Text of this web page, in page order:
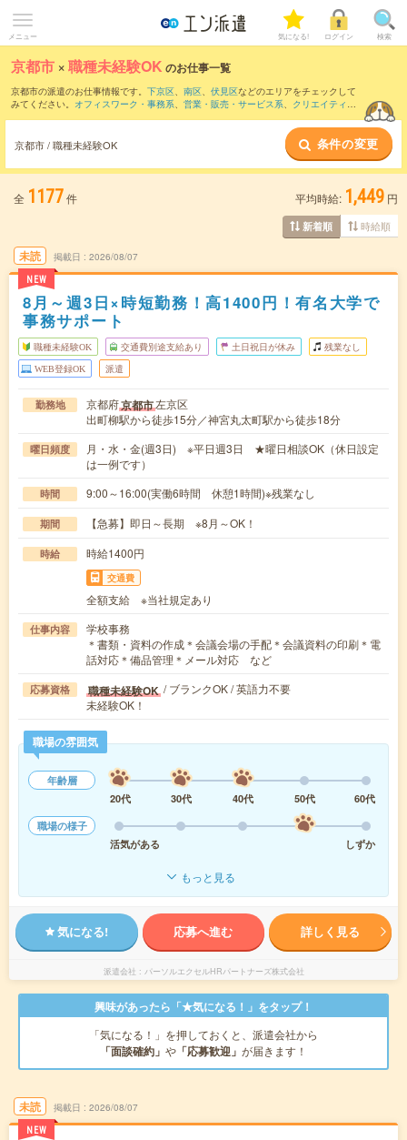
メニュー 気になる! ログイン 検索
京都市 ×職種未経験OK のお仕事一覧
京都市の派遣のお仕事情報です。 下京区、 南区、 伏見区などのエリアをチェックして
みてください。 オフィスワーク・事務系、 営業・販売・サービス系、 クリエイティブ
などのこだわり条件も取り揃えています。
京都市 / 職種未経験OK 条件の変更
全 1177件 平均時給: 1,449 円
新着順 時給順
未読
NEW
掲載日 2026/08/07
8月～週3日×時短勤務！高1400円！有名大学で
事務サポート
職種未経験OK 交通費別途支給あり 土日祝日が休み 残業なし
WEB登録OK 派遣
勤務地 京都府京都市左京区
出町柳駅から徒歩15分／神宮丸太町駅から徒歩18分
曜日頻度
月・水・金(週3日) ※平日週3日 ★曜日相談OK（休日設定
は一例です）
時間 9:00～16:00(実働6時間 休憩1時間)※残業なし
期間 【急募】即日～長期 ※8月～OK！
時給 時給1400円
交通費
全額支給 ※当社規定あり
仕事内容
学校事務
＊書類・資料の作成＊会議会場の手配＊会議資料の印刷＊電
話対応＊備品管理＊メール対応 など
応募資格 職種未経験OK / ブランクOK / 英語力不要
未経験OK！
職場の雰囲気
年齢層
20代
30代 40代 50代
60代
職場の様子
活気がある
しずか
もっと見る
気になる! 応募へ進む 詳しく見る
派遣会社 パーソルエクセルHRパートナーズ株式会社
興味があったら「★気になる！」をタップ！
「気になる！」を押しておくと、派遣会社から
「面談確約」 や 「応募歓迎」 が届きます！
未読
NEW
掲載日 2026/08/07